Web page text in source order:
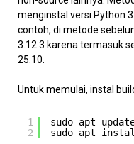
menginstal versi Python
contoh, di metode
3.12.3 karena termasuk
25.10.
Untuk memulai, instal
1
2
sudo apt
sudo apt